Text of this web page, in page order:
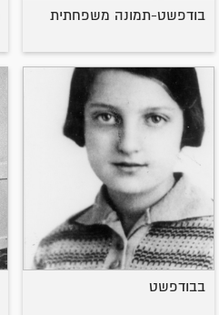
בודפשט-תמונה משפחתית
בבודפשט